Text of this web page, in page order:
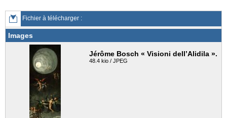
Fichier à télécharger :
Images
Jérôme Bosch « Visioni dell’Alidila ».
48.4 kio / JPEG